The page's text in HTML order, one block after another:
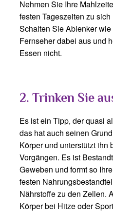
Nehmen Sie Ihre
festen Tageszeiten zu
Schalten Sie Ablenker
Fernseher dabei aus und
Essen nicht.
2. Trinken Sie
Es ist ein Tipp, der quasi
das hat auch seinen
Körper und unterstützt ihn
Vorgängen. Es ist
Geweben und formt so
festen
Nährstoffe zu den Zellen.
Körper bei Hitze oder